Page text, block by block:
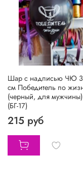
Шар с надписью ЧЮ
см Победитель по
(черный, для мужчины)
(БГ-17)
215 руб